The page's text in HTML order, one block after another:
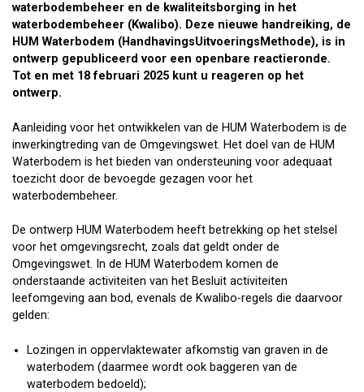
waterbodembeheer en de kwaliteitsborging in het
waterbodembeheer (Kwalibo). Deze nieuwe handreiking, de
HUM Waterbodem (HandhavingsUitvoeringsMethode), is in
ontwerp gepubliceerd voor een openbare reactieronde.
Tot en met 18 februari 2025 kunt u reageren op het
ontwerp.
Aanleiding voor het ontwikkelen van de HUM Waterbodem is de
inwerkingtreding van de Omgevingswet. Het doel van de HUM
Waterbodem is het bieden van ondersteuning voor adequaat
toezicht door de bevoegde gezagen voor het
waterbodembeheer.
De ontwerp HUM Waterbodem heeft betrekking op het stelsel
voor het omgevingsrecht, zoals dat geldt onder de
Omgevingswet. In de HUM Waterbodem komen de
onderstaande activiteiten van het Besluit activiteiten
leefomgeving aan bod, evenals de Kwalibo-regels die daarvoor
gelden:
Lozingen in oppervlaktewater afkomstig van graven in de
waterbodem (daarmee wordt ook baggeren van de
waterbodem bedoeld);